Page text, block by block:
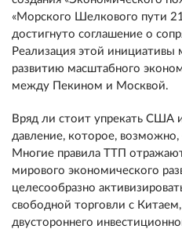
«Морского Шелкового пути
достигнуто соглашение о
Реализация этой инициативы
развитию масштабного
между Пекином и Москвой.
Вряд ли стоит упрекать США и
давление, которое,
Многие правила ТТП
мирового экономического
целесообразно
свободной торговли с
двустороннего